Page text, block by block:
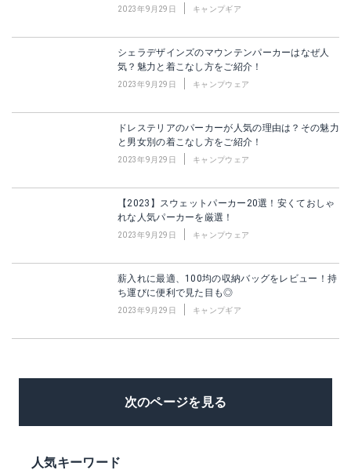
2023年9月29日 キャンプギア
シェラデザインズのマウンテンパーカーはなぜ人
気？魅力と着こなし方をご紹介！
2023年9月29日 キャンプウェア
ドレステリアのパーカーが人気の理由は？その魅力
と男女別の着こなし方をご紹介！
2023年9月29日 キャンプウェア
【2023】スウェットパーカー20選！安くておしゃ
れな人気パーカーを厳選！
2023年9月29日 キャンプウェア
薪入れに最適、100均の収納バッグをレビュー！持
ち運びに便利で見た目も◎
2023年9月29日 キャンプギア
次のページを見る
人気キーワード